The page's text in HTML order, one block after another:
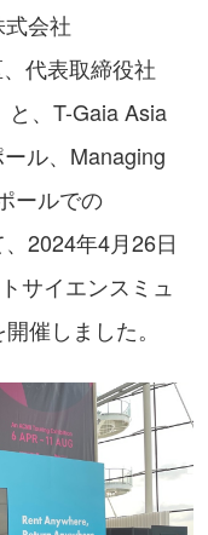
会社
代表取締役社
、T-Gaia Asia
ル、Managing
ールでの
2024年4月26日
サイエンスミュ
催しました。